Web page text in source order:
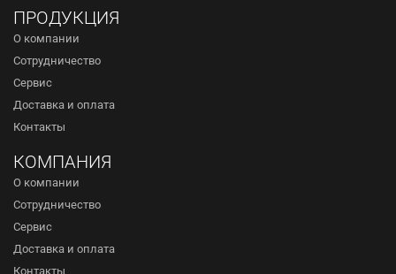
ПРОДУКЦИЯ
О компании
Сотрудничество
Сервис
Доставка и оплата
Контакты
КОМПАНИЯ
О компании
Сотрудничество
Сервис
Доставка и оплата
Контакты